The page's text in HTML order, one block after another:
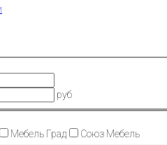
руб
Мебель Град Союз Мебель